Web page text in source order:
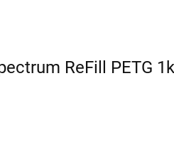
ReFill PETG